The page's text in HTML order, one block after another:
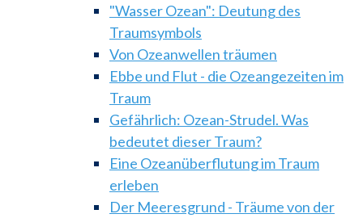
"Wasser Ozean": Deutung des
Traumsymbols
Von Ozeanwellen träumen
Ebbe und Flut - die Ozeangezeiten im
Traum
Gefährlich: Ozean-Strudel. Was
bedeutet dieser Traum?
Eine Ozeanüberflutung im Traum
erleben
Der Meeresgrund - Träume von der